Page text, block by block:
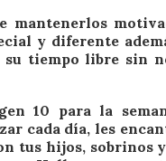
mantenerlos
y diferente
su tiempo libre sin
10 para la
cada día, les
tus hijos, sobrinos